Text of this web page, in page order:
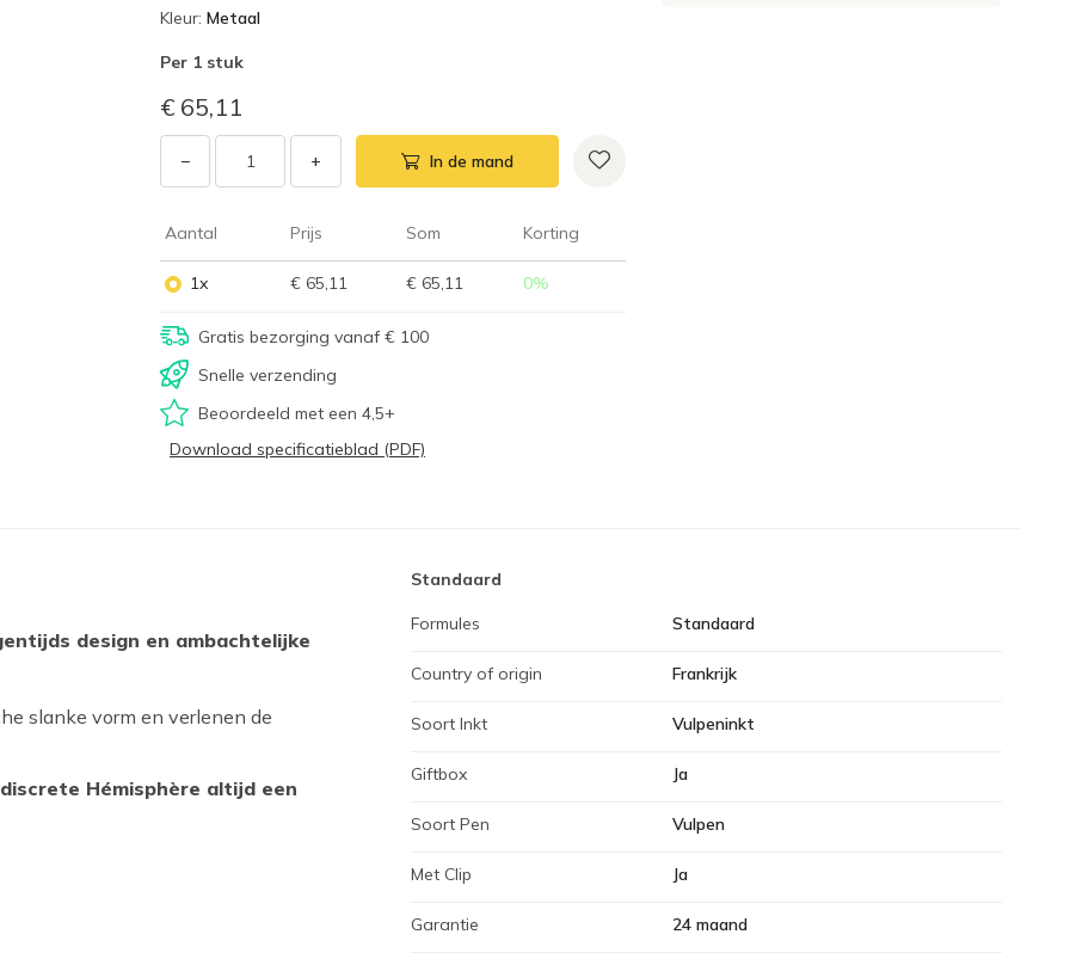
Kleur: Metaal
Per 1 stuk
€ 65,11
− + In de mand
Aantal Prijs Som Korting
1x € 65,11 € 65,11 0%
Gratis bezorging vanaf € 100
Snelle verzending
Beoordeeld met een 4,5+
Download specificatieblad (PDF)
design en ambachtelijke
slanke vorm en verlenen de
Hémisphère altijd een
Standaard
Formules Standaard
Country of origin Frankrijk
Soort Inkt Vulpeninkt
Giftbox Ja
Soort Pen Vulpen
Met Clip Ja
Garantie 24 maand